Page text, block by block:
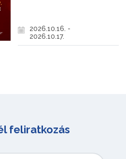
2026.10.16. -
2026.10.17.
feliratkozás